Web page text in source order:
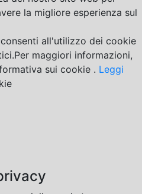
la migliore esperienza sul
all'utilizzo dei cookie
maggiori informazioni,
sui cookie . Leggi